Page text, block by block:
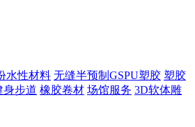
水性材料 无缝半预制GSPU塑胶 塑胶
身步道 橡胶卷材 场馆服务 3D软体雕